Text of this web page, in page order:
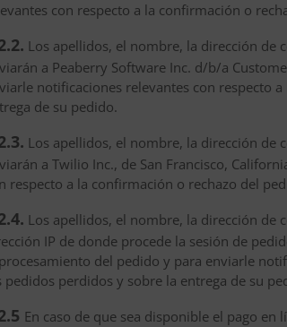
con respecto a la confirmación o
Los apellidos, el nombre, la dirección de
a Peaberry Software Inc. d/b/a
notificaciones relevantes con respecto
de su pedido.
Los apellidos, el nombre, la dirección de
a Twilio Inc., de San Francisco,
respecto a la confirmación o rechazo del
Los apellidos, el nombre, la dirección de
IP de donde procede la sesión de
del pedido y para enviarle
pedidos perdidos y sobre la entrega de su
En caso de que sea disponible el pago